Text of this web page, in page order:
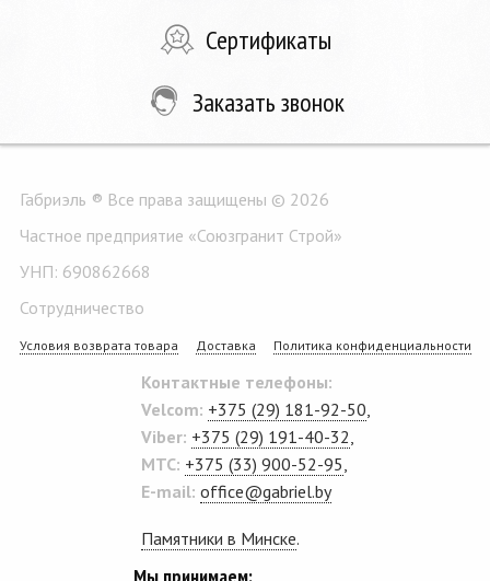
Сертификаты
Заказать звонок
Габриэль ® Все права защищены © 2026
Частное предприятие «Союзгранит Строй»
УНП: 690862668
Сотрудничество
Условия возврата товара Доставка Политика конфиденциальности
Контактные телефоны:
Velcom: +375 (29) 181-92-50
Viber: +375 (29) 191-40-32
MTC: +375 (33) 900-52-95
E-mail: office@gabriel.by
Памятники в Минске.
Мы принимаем: